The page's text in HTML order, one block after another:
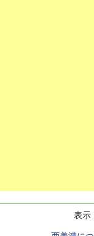
表示